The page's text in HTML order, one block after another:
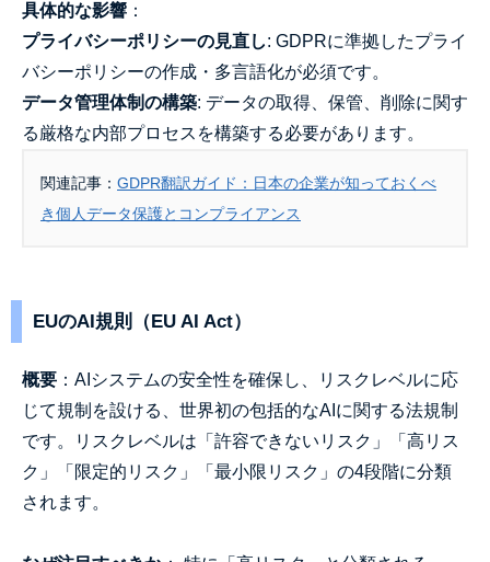
具体的な影響 ：
プライバシーポリシーの見直し: GDPRに準拠したプライ
バシーポリシーの作成・多言語化が必須です。
データ管理体制の構築: データの取得、保管、削除に関す
る厳格な内部プロセスを構築する必要があります。
関連記事： GDPR翻訳ガイド：日本の企業が知っておくべ
き個人データ保護とコンプライアンス
EUのAI規則（EU AI Act）
概要 ：AIシステムの安全性を確保し、リスクレベルに応
じて規制を設ける、世界初の包括的なAIに関する法規制
です。リスクレベルは「許容できないリスク」「高リス
ク」「限定的リスク」「最小限リスク」の4段階に分類
されます。